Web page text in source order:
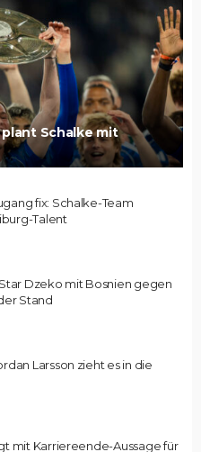
Schalke mit
fix: Schalke-Team
Talent
Dzeko mit Bosnien gegen
Stand
Larsson zieht es in die
mit Karriereende-Aussage für